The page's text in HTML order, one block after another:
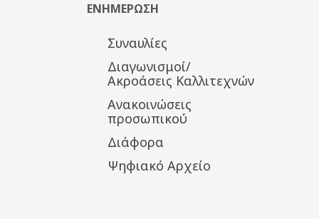
ΕΝΗΜΕΡΩΣΗ
Συναυλίες
Διαγωνισμοί/
Ακροάσεις Καλλιτεχνών
Ανακοινώσεις
προσωπικού
Διάφορα
Ψηφιακό Αρχείο